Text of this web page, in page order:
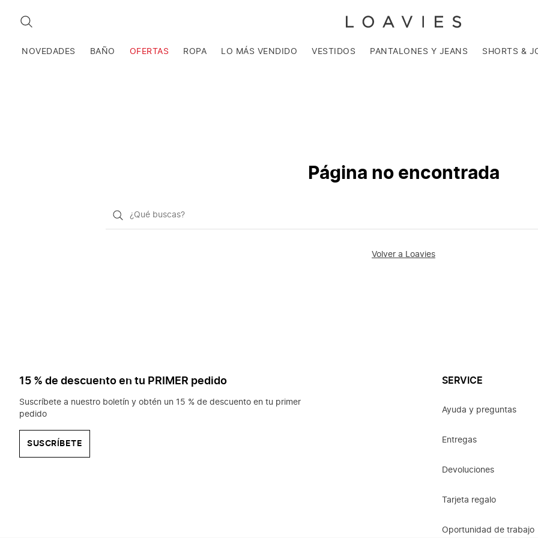
BUSCAR
NOVEDADES BAÑO OFERTAS ROPA LO MÁS VENDIDO VESTIDOS PANTALONES Y JEANS SHORTS &
Página no encontrada
¿Qué
Volver a Loavies
15 % de descuento en tu PRIMER pedido
Suscríbete a nuestro boletín y obtén un 15 % de descuento en tu primer
pedido
SUSCRÍBETE
SERVICE
Ayuda y preguntas
Entregas
Devoluciones
Tarjeta regalo
Oportunidad de trabajo